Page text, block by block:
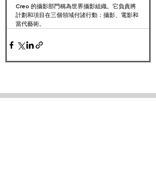
Creo 的攝影部門稱為世界攝影組織。它負責將
計劃和項目在三個領域付諸行動：攝影、電影和
當代藝術。